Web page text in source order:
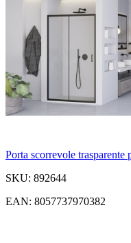
Porta scorrevole
SKU: 892644
EAN: 8057737970382